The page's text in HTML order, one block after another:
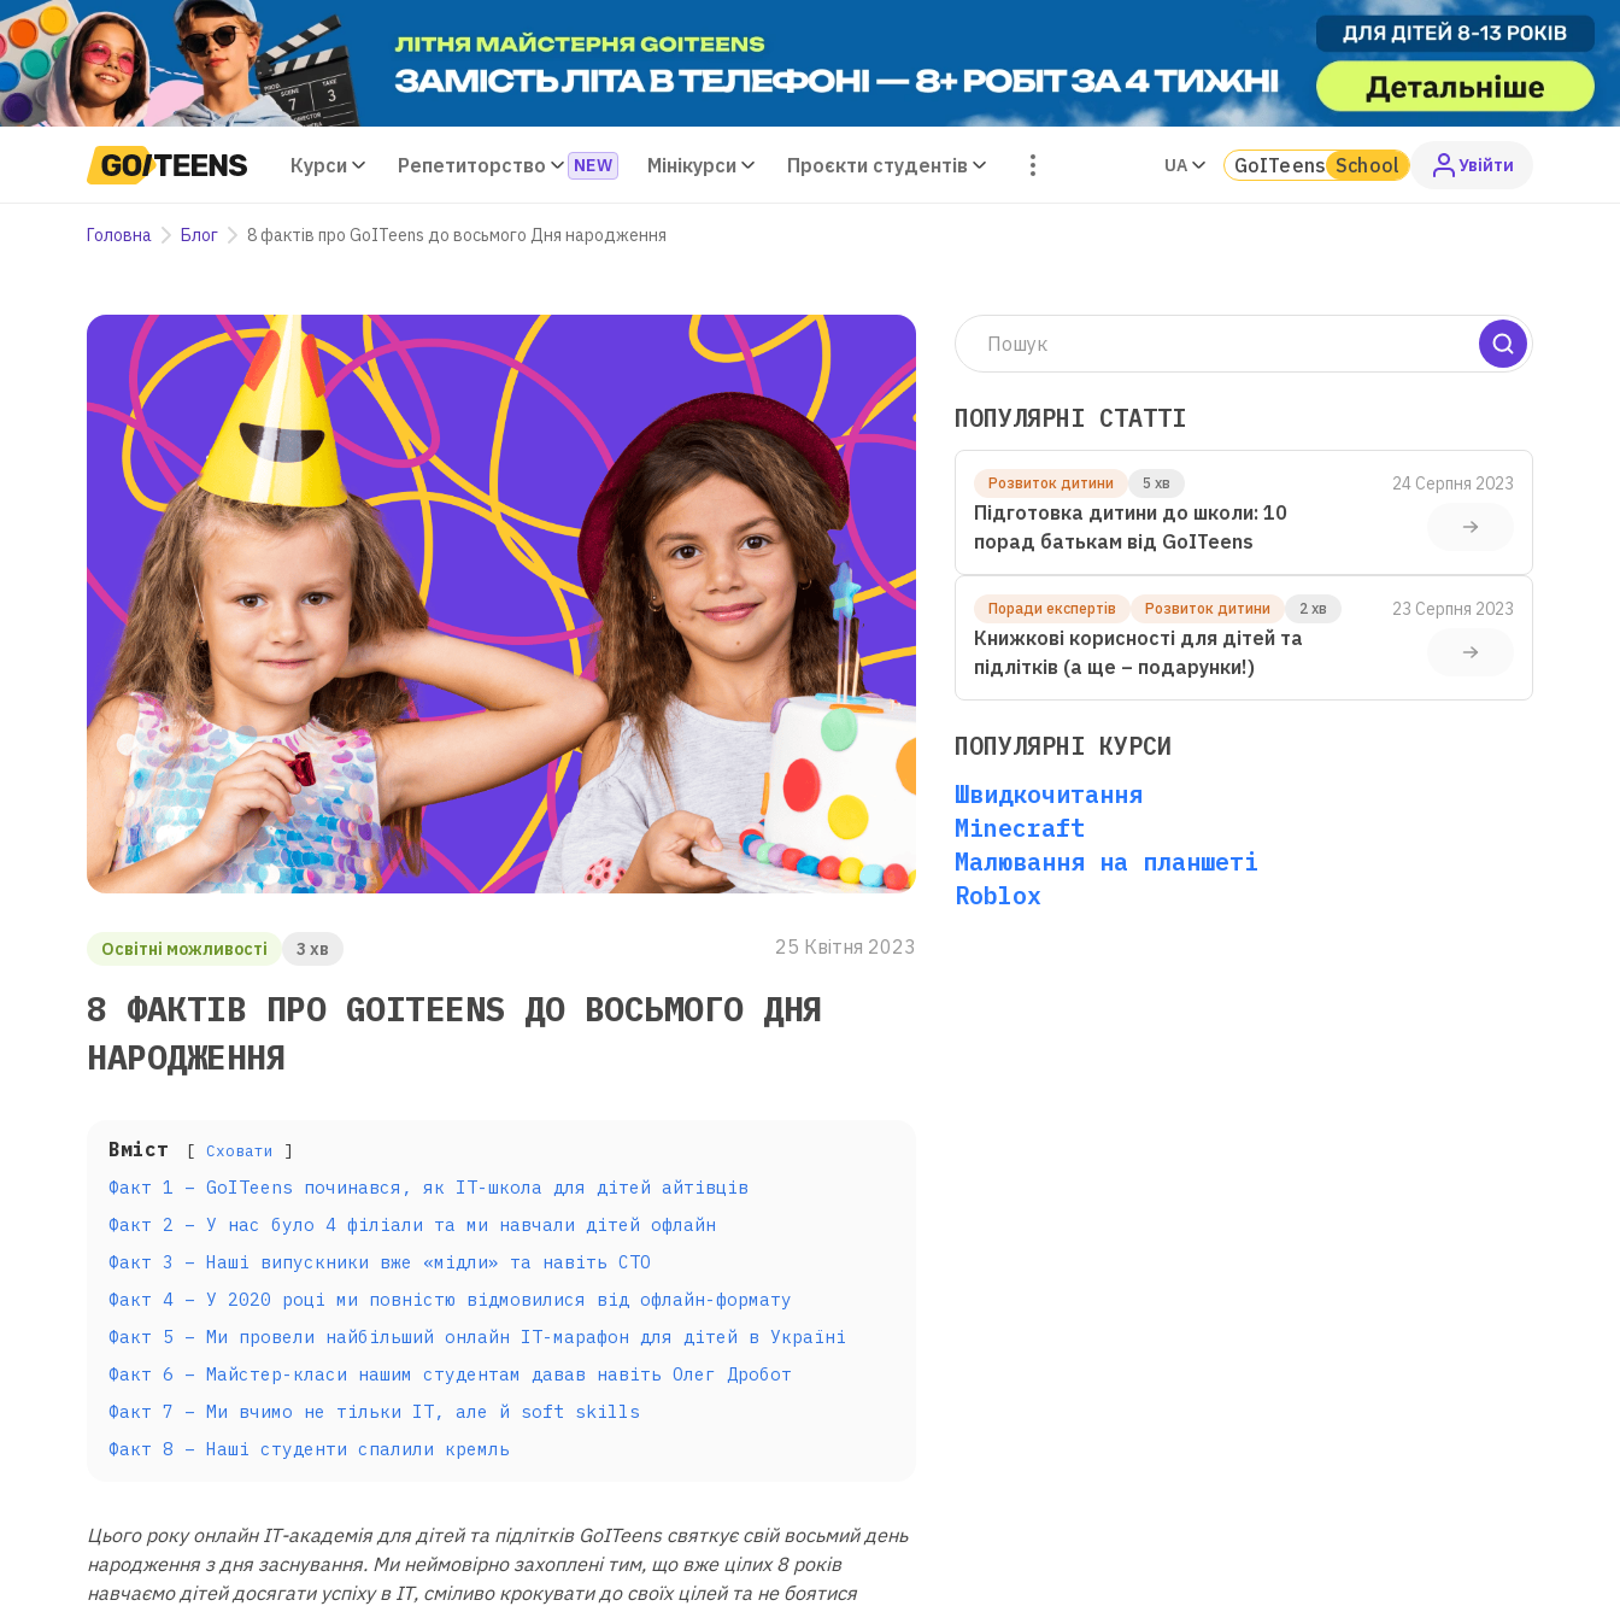
Курси Репетиторство Мінікурси Проєкти студентів UA GoITeens School Увiйти
Головна Блог 8 фактів про GoITeens до восьмого Дня народження
Освітні можливості 3 хв 25 Квітня 2023
8 ФАКТІВ ПРО GOITEENS ДО ВОСЬМОГО ДНЯ
НАРОДЖЕННЯ
Вміст Сховати
Факт 1 – GoITeens починався, як ІТ-школа для дітей айтівців
Факт 2 – У нас було 4 філіали та ми навчали дітей офлайн
Факт 3 – Наші випускники вже «мідли» та навіть СТО
Факт 4 – У 2020 році ми повністю відмовилися від офлайн-формату
Факт 5 – Ми провели найбільший онлайн ІТ-марафон для дітей в Україні
Факт 6 – Майстер-класи нашим студентам давав навіть Олег Дробот
Факт 7 – Ми вчимо не тільки ІТ, але й soft skills
Факт 8 – Наші студенти спалили кремль
Цього року онлайн ІТ-академія для дітей та підлітків GoITeens святкує свій восьмий день
народження з дня заснування. Ми неймовірно захоплені тим, що вже цілих 8 років
навчаємо дітей досягати успіху в ІТ, сміливо крокувати до своїх цілей та не боятися
ПОПУЛЯРНІ СТАТТІ
Розвиток дитини 5 хв 24 Серпня 2023
Підготовка дитини до школи: 10
порад батькам від GoITeens
Поради експертів Розвиток дитини 2 хв 23 Серпня 2023
Книжкові корисності для дітей та
підлітків (а ще – подарунки!)
ПОПУЛЯРНІ КУРСИ
Швидкочитання
Minecraft
Малювання на планшеті
Roblox